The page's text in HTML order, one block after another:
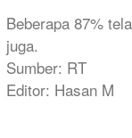
Beberapa 87%
juga.
Sumber: RT
Editor: Hasan M